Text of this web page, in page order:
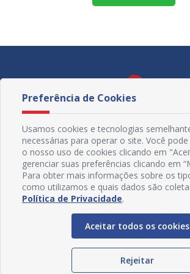
Redes Sociais
Preferência de Cookies
Usamos cookies e tecnologias
necessárias para operar o site. Você
o nosso uso de cookies clicando em
gerenciar suas preferências clicando em
Para obter mais informações sobre os
como utilizamos e quais dados são
Política de Privacidade.
Aceitar todos os cookies
Rejeitar